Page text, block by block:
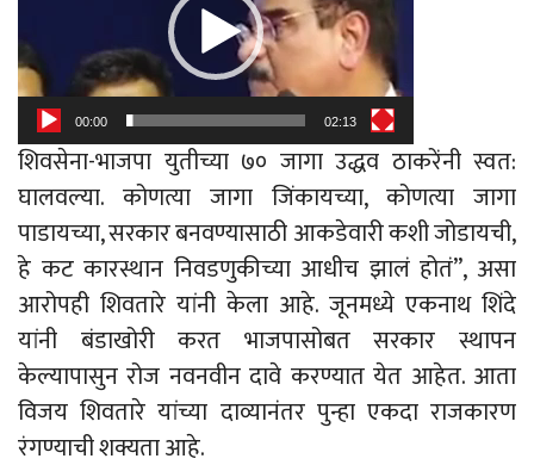
00:00 02:13
शिवसेना-भाजपा युतीच्या ७० जागा उद्धव ठाकरेंनी स्वत:
घालवल्या. कोणत्या जागा जिंकायच्या, कोणत्या जागा
पाडायच्या, सरकार बनवण्यासाठी आकडेवारी कशी जोडायची,
हे कट कारस्थान निवडणुकीच्या आधीच झालं होतं”, असा
आरोपही शिवतारे यांनी केला आहे. जूनमध्ये एकनाथ शिंदे
यांनी बंडाखोरी करत भाजपासोबत सरकार स्थापन
केल्यापासुन रोज नवनवीन दावे करण्यात येत आहेत. आता
विजय शिवतारे यांच्या दाव्यानंतर पुन्हा एकदा राजकारण
रंगण्याची शक्यता आहे.